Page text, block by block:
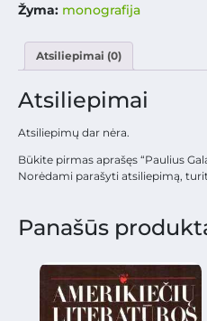
Žyma: monografija
Atsiliepimai (0)
Atsiliepimai
Atsiliepimų dar nėra.
Būkite pirmas aprašęs “Paulius
Norėdami parašyti atsiliepimą,
Panašūs